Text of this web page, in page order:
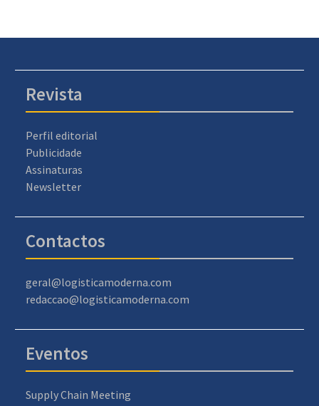
Revista
Perfil editorial
Publicidade
Assinaturas
Newsletter
Contactos
geral@logisticamoderna.com
redaccao@logisticamoderna.com
Eventos
Supply Chain Meeting